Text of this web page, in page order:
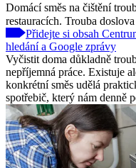
Domácí směs na čištění
restauracích. Trouba
Přidejte si obsah
hledání a Google zprávy
Vyčistit doma důkladně
nepříjemná práce. Existuje
konkrétní směs udělá
spotřebič, který nám denně